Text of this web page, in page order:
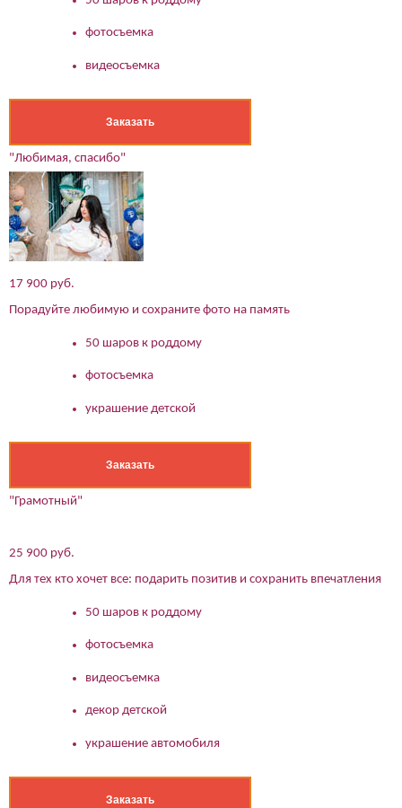
фотосъемка
видеосъемка
Заказать
"Любимая, спасибо"
17 900 руб.
Порадуйте любимую и сохраните фото на память
50 шаров к роддому
фотосъемка
украшение детской
Заказать
"Грамотный"
25 900 руб.
Для тех кто хочет все: подарить позитив и сохранить впечатления
50 шаров к роддому
фотосъемка
видеосъемка
декор детской
украшение автомобиля
Заказать